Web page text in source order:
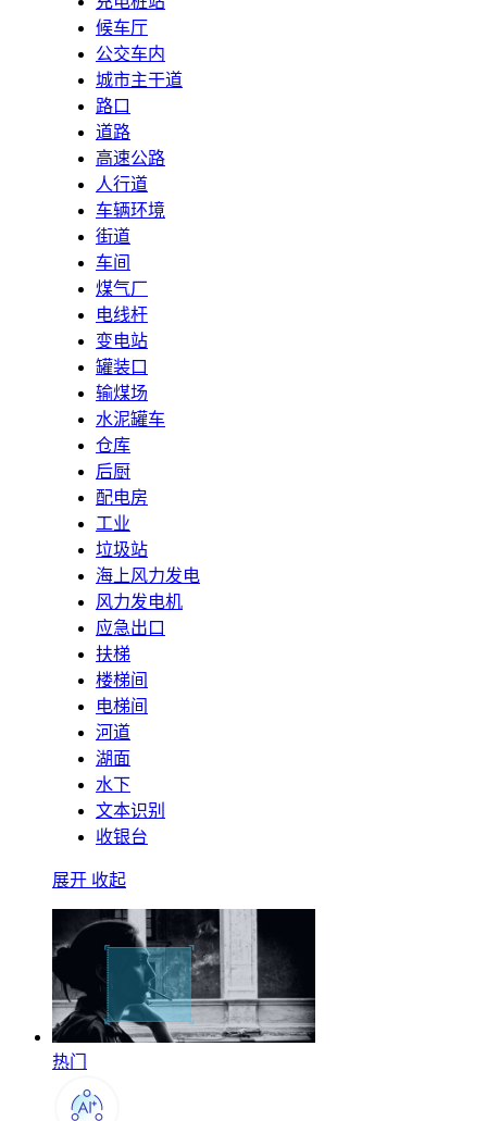
候车厅
公交车内
城市主干道
路口
道路
高速公路
人行道
车辆环境
街道
车间
煤气厂
电线杆
变电站
罐装口
输煤场
水泥罐车
仓库
后厨
配电房
工业
垃圾站
海上风力发电
风力发电机
应急出口
扶梯
楼梯间
电梯间
河道
湖面
水下
文本识别
收银台
展开 收起
热门